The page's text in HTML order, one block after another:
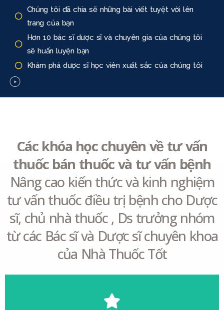
Chúng tôi đã chia sẽ những bài viết tuyệt vời lên
trang của bạn
Hơn 10 bác sĩ dược sĩ và chuyên gia của chúng tôi
sẽ huấn luyện bạn
Khám phá dược sĩ học viên xuất sắc của chúng tôi
Các khóa học chuyên về tư vấn
thuốc bán thuốc và tư vấn bệnh
Nâng cao kiến thức và kinh nghiệm
tư vấn thuốc điều trị bệnh cho Dược
sĩ, chủ nhà thuốc , Ds trưởng nhóm
từ các Bác sĩ và Dược sĩ chuyên khoa
của Nhà Thuốc Tốt